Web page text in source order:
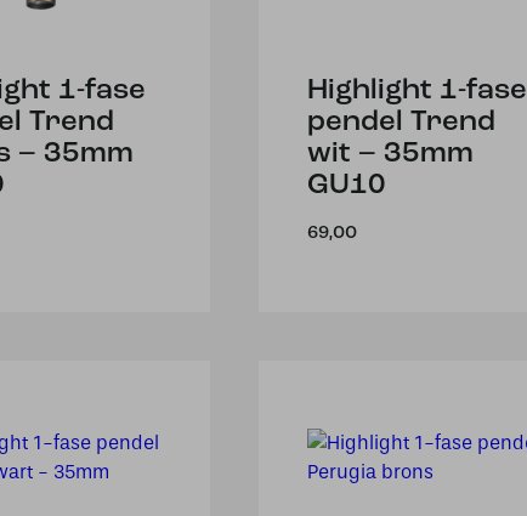
1-fase
Trend
– 35mm
Highlight 1-fase
pendel Trend
wit – 35mm
GU10
69,00